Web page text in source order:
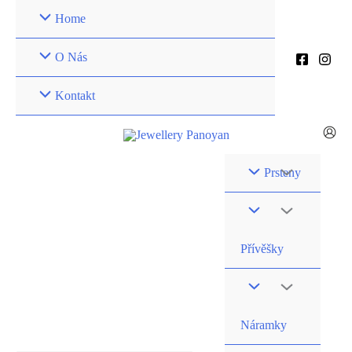
Přeskočit
Home
O Nás
Kontakt
Prsteny
Přívěšky
Náramky